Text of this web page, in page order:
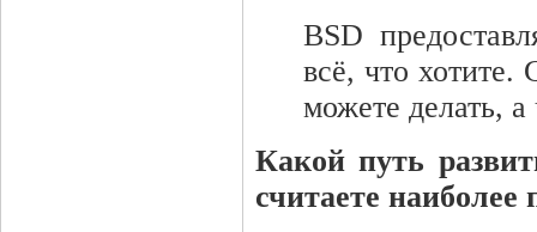
BSD
всё, что хотите.
можете делать, а
Какой путь
считаете